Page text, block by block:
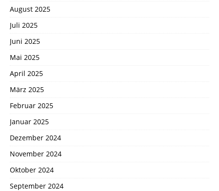
August 2025
Juli 2025
Juni 2025
Mai 2025
April 2025
März 2025
Februar 2025
Januar 2025
Dezember 2024
November 2024
Oktober 2024
September 2024